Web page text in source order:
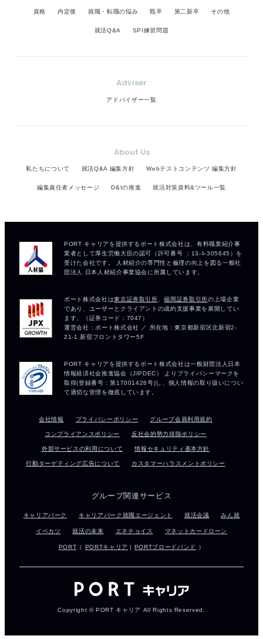
資格 内定後 就職・転職の悩み 既卒 第二新卒 その他
就活Q&A SPI練習問題
Adviser
アドバイザー一覧
About Us
私たちについて 就活Q&A 編集方針 Webテストコンテンツ 編集方針
編集責任者メッセージ D&Iの推進 就活対策資料&ツール一覧
会社情報 プライバシーポリシー グループ会員利用規約
コンプライアンスポリシー 反社会的勢力排除ポリシー
外部サービスの利用について 情報セキュリティ基本方針
行動ターゲティング広告について カスタマーハラスメントポリシー